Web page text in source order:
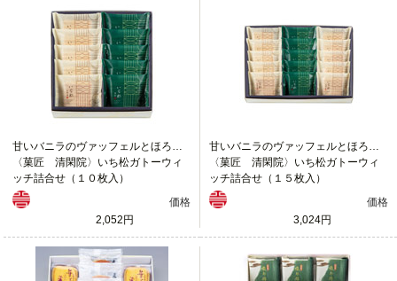
甘いバニラのヴァッフェルとほろ苦い抹茶クリームのヴァッフェル
〈菓匠 清閑院〉いち松ガトーウィ
ッチ詰合せ（１０枚入）
価格
2,052円
甘いバニラのヴァッフェルとほろ苦い抹茶クリームのヴァッフェル
〈菓匠 清閑院〉いち松ガトーウィ
ッチ詰合せ（１５枚入）
価格
3,024円